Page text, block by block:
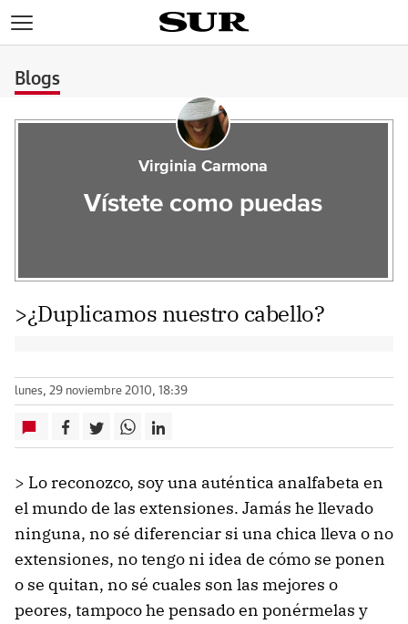
Blogs
Virginia Carmona
Vístete como puedas
>¿Duplicamos nuestro cabello?
lunes, 29 noviembre 2010, 18:39
> Lo reconozco, soy una auténtica analfabeta en
el mundo de las extensiones. Jamás he llevado
ninguna, no sé diferenciar si una chica lleva o no
extensiones, no tengo ni idea de cómo se ponen
o se quitan, no sé cuales son las mejores o
peores, tampoco he pensado en ponérmelas y